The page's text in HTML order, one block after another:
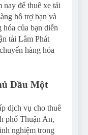
để thuê xe tải
hỗ trợ bạn và
hóa của bạn diễn
tải Lâm Phát
hàng hóa
Dầu Một
dịch vụ cho thuê
phố Thuận An,
nghiệm trong